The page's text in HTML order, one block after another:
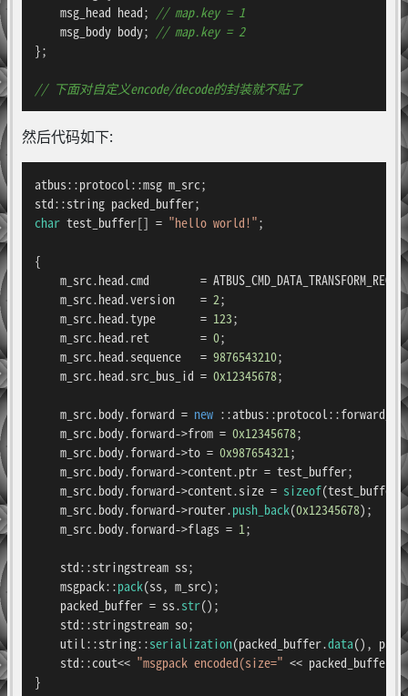
    msg_head head;
// map.key = 1
    msg_body body;
// map.key = 2
};
// 下面对自定义encode/decode的封装就不贴了
然后代码如下:
atbus::protocol::msg m_src;
char test_buffer[] = "hello world!";
{
    m_src.head.cmd        = ATBUS_CMD_DATA_TRANSFORM_REQ;
    m_src.head.version    =
2;
    m_src.head.type       =
123;
    m_src.head.ret        =
0;
    m_src.head.sequence   =
9876543210;
    m_src.head.src_bus_id =
0x12345678;
    m_src.body.forward =
new
    m_src.body.forward->from =
0x12345678;
    m_src.body.forward->to =
0x987654321 ;
    m_src.body.forward->content.ptr = test_buffer;
    m_src.body.forward->content.size =
sizeof
    m_src.body.forward->router.
push_back(0x12345678);
    m_src.body.forward->flags =
1 ;
    std::stringstream ss;
    msgpack::
pack(ss, m_src);
    packed_buffer = ss.
str();
    std::stringstream so;
    util::string::
serialization(packed_buffer.data(),
    std::cout<<
"msgpack encoded(size=" << packed_buffer.
}